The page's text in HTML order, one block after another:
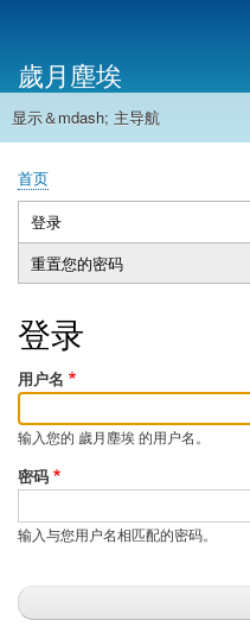
帐
户
菜
单
歲月塵埃
主
航
显示＆mdash; 主导航
首页
面
包
屑
首页
主
标
登录
动
标
重置您的密码
登录
用户名
输入您的 歲月塵埃 的用户名。
密码
输入与您用户名相匹配的密码。